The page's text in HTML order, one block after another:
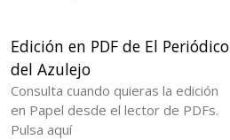
Edición en PDF de El Periódico
del Azulejo
Consulta cuando quieras la edición
en Papel desde el lector de PDFs.
Pulsa aquí